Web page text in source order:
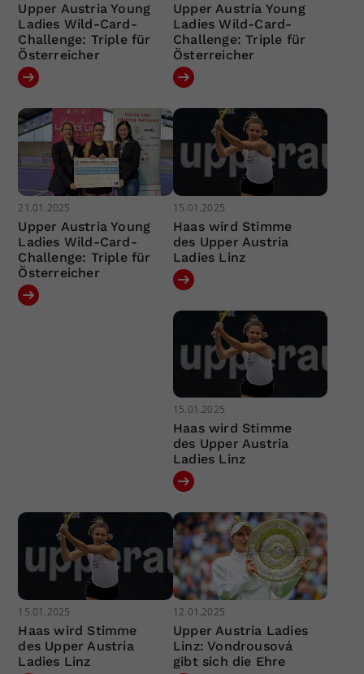
Upper Austria Young
Ladies Wild-Card-
Challenge: Triple für
Österreicher
Upper Austria Young
Ladies Wild-Card-
Challenge: Triple für
Österreicher
21.01.2025
Upper Austria Young
Ladies Wild-Card-
Challenge: Triple für
Österreicher
15.01.2025
Haas wird Stimme
des Upper Austria
Ladies Linz
15.01.2025
Haas wird Stimme
des Upper Austria
Ladies Linz
15.01.2025
Haas wird Stimme
des Upper Austria
Ladies Linz
12.01.2025
Upper Austria Ladies
Linz: Vondrousová
gibt sich die Ehre